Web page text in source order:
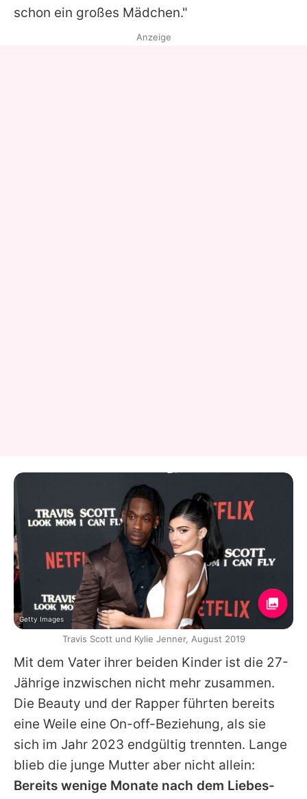
schon ein großes Mädchen."
Mit dem Vater ihrer beiden Kinder ist die 27-
Jährige inzwischen nicht mehr zusammen.
Die Beauty und der Rapper führten bereits
eine Weile eine On-off-Beziehung, als sie
sich im Jahr 2023 endgültig trennten. Lange
blieb die junge Mutter aber nicht allein:
Bereits wenige Monate nach dem Liebes-
Anzeige
Getty Images
Travis Scott und Kylie Jenner, August 2019